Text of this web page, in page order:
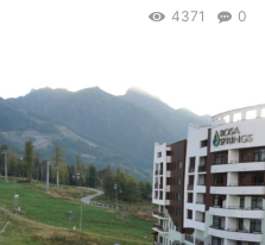
0
4371